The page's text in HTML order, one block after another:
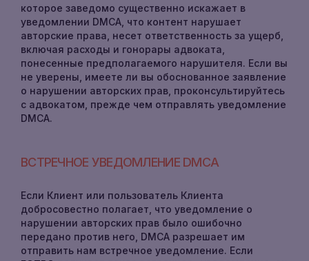
которое заведомо существенно искажает в
уведомлении DMCA, что контент нарушает
авторские права, несет ответственность за ущерб,
включая расходы и гонорары адвоката,
понесенные предполагаемого нарушителя. Если вы
не уверены, имеете ли вы обоснованное заявление
о нарушении авторских прав, проконсультируйтесь
с адвокатом, прежде чем отправлять уведомление
DMCA.
ВСТРЕЧНОЕ УВЕДОМЛЕНИЕ DMCA
Если Клиент или пользователь Клиента
добросовестно полагает, что уведомление о
нарушении авторских прав было ошибочно
передано против него, DMCA разрешает им
отправить нам встречное уведомление. Если